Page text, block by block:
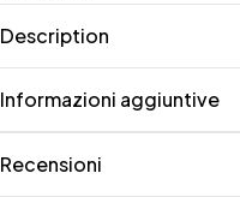
Description
Informazioni aggiuntive
Recensioni